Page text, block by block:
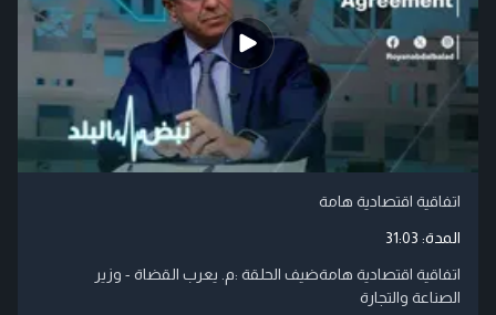
اتفاقية اقتصادية هامة
المدة: 31:03
اتفاقية اقتصادية هامةضيف الحلقة :م. يعرب القضاة - وزير
الصناعة والتجارة